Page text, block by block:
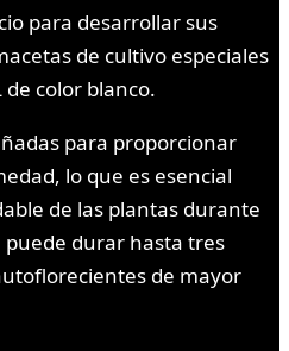
para desarrollar sus
de cultivo especiales
color blanco.
para proporcionar
lo que es esencial
de las plantas durante
puede durar hasta tres
de mayor